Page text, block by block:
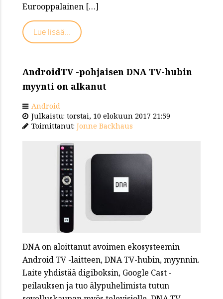
Eurooppalainen […]
Lue lisää...
AndroidTV -pohjaisen DNA TV-hubin
myynti on alkanut
Android
Julkaistu: torstai, 10 elokuun 2017 21:59
Toimittanut: Jonne Backhaus
DNA on aloittanut avoimen ekosysteemin
Android TV -laitteen, DNA TV-hubin, myynnin.
Laite yhdistää digiboksin, Google Cast -
peilauksen ja tuo älypuhelimista tutun